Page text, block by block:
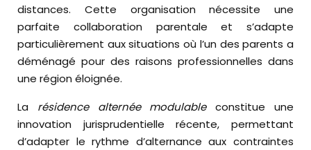
distances. Cette organisation nécessite une
parfaite collaboration parentale et s’adapte
particulièrement aux situations où l’un des parents a
déménagé pour des raisons professionnelles dans
une région éloignée.
La résidence alternée modulableconstitue une
innovation jurisprudentielle récente, permettant
d’adapter le rythme d’alternance aux contraintes